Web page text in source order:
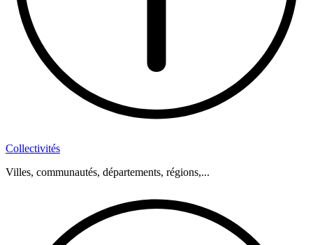
Collectivités
Villes, communautés, départements, régions,...